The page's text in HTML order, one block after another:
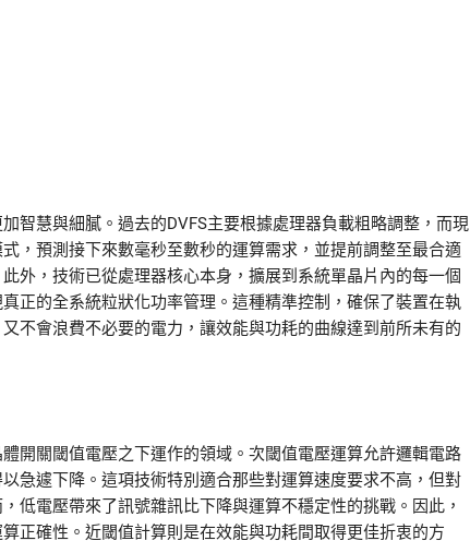
智慧與細膩。過去的DVFS主要根據處理器負載粗略調整，而現
，預測接下來數毫秒至數秒的運算需求，並提前調整至最合適
外，技術已從處理器核心本身，擴展到系統單晶片內的每一個
正的全系統粒狀化功率管理。這種精準控制，確保了裝置在執
不會浪費不必要的電力，讓效能與功耗的曲線達到前所未有的
開關閾值電壓之下運作的領域。次閾值電壓運算允許邏輯電路
急遽下降。這項技術特別適合那些對運算速度要求不高，但對
低電壓帶來了訊號雜訊比下降與運算不穩定性的挑戰。因此，
正確性。近閾值計算則是在效能與功耗間取得更佳折衷的方